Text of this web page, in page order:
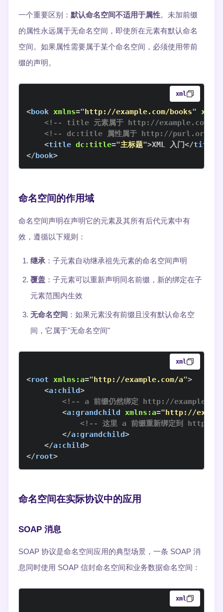
一个重要区别： 默认命名空间不适用于属性。未加前缀
的属性永远属于无命名空间，即使所在元素有默认命名
空间。如果属性需要属于某个命名空间，必须使用带前
缀的声明。
xml
<book xmlns="http://example.com/books"
<!-- title 元素属于 http://example.com/
<!-- dc:title 属性属于 http://purl.org/
<title dc:title="主标题">XML 入门</title
</book>
命名空间的作用域
命名空间声明在声明它的元素及其所有后代元素中有
效，遵循以下规则：
继承 ：子元素自动继承祖先元素的命名空间声明
覆盖 ：子元素可以重新声明同名前缀，新的绑定在子
元素范围内生效
无命名空间 ：如果元素没有前缀且没有默认命名空
间，它属于"无命名空间"
xml
<root xmlns:a="http://example.com/a">
<a: child>
<!-- a 前缀仍然绑定 http://
<a:grandchild xmlns:a="http://
<!-- 这里 a 前缀重新绑定到 http://
</a:grandchild>
</a: child>
</root>
命名空间在实际协议中的应用
SOAP 消息
SOAP 协议是命名空间应用的典型场景，一条 SOAP 消
息同时使用 SOAP 信封命名空间和业务数据命名空间：
xml